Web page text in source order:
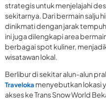
strategis untuk menjelajahi
sekitarnya. Dari bermain salju
dinikmati dengan jarak
ini juga dilengkapi area
berbagai spot kuliner,
wisatawan lokal.
Berlibur di sekitar alun-alun
Traveloka menyebutkan lokasi
akses ke Trans Snow World